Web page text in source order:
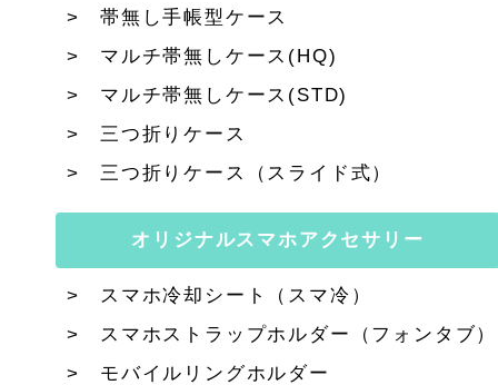
帯無し手帳型ケース
マルチ帯無しケース(HQ)
マルチ帯無しケース(STD)
三つ折りケース
三つ折りケース（スライド式）
オリジナルスマホアクセサリー
スマホ冷却シート（スマ冷）
スマホストラップホルダー（フォンタブ）
モバイルリングホルダー